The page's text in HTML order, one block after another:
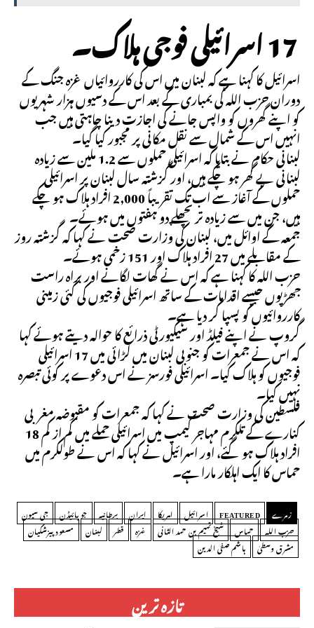
تازہ ترین
17 اسرائیلی فوجی ہلاک۔
اسرائیل کا کہنا ہے کہ لبنان میں اس کی کارروائیاں غزہ جنگ کے
دوران حزب اللہ کی بمباری کے بعد اس کے دسیوں ہزار شہریوں
کو اپنے گھروں کو واپس جانے کی اجازت دینا چاہتی ہیں جب
انہیں اس کے شمال سے نقل مکانی پر مجبور کیا گیا۔
لبنانی حکام نے بتایا کہ اسرائیلی حملوں سے 1.2 ملین سے زیادہ
لبنانی بے گھر ہو چکے ہیں، اور گزشتہ سال لبنان پر اسرائیلی
حملوں کے آغاز سے اب تک تقریباً 2,000 افراد ہلاک ہو چکے
ہیں، جن میں سے زیادہ تر پچھلے دو ہفتوں میں ہوئے۔
جمعہ کے اوائل میں، لبنان کی وزارت صحت نے کہا کہ گزشتہ روز
کے مقابلے میں 27 افراد ہلاک اور 151 زخمی ہوئے۔
حزب اللہ کا کہنا ہے کہ اس نے گھات لگانے اور براہ راست
جھڑپوں جیسے اقدامات کے ساتھ اسرائیلی فوجیوں کی کئی زمینی
کارروائیوں کو پسپا کر دیا ہے۔
گروپ نے اپنے فیلڈ اور سیکیورٹی ذرائع کا حوالہ دیتے ہوئے کہا
کہ اس نے جمعرات کو جنوبی لبنان میں لڑائی میں 17 اسرائیلی
فوجیوں کو ہلاک کیا۔ اسرائیلی فورسز نے اس دعوے پر کوئی تبصرہ
نہیں کیا۔
فلسطین کی وزارت صحت نے کہا کہ جمعرات کو مقبوضہ مغربی
کنارے کے تلکرم مہاجر کیمپ میں اسرائیلی حملے میں کم از کم 18
افراد ہلاک ہو گئے، اور اسرائیل نے کہا کہ اس نے طولکرم میں
حماس کا ایک اہلکار مارا ہے۔
زمرے FEATURED اسرائیل امریکا ایران برطانیہ جو بائیڈن
جی سیون
حزب اللہ
حماس شیخ تمیم بن حمد الثانی غزہ قطر لبنان
مسعود پیزشکیان
مشرق وسطیٰ
ہاشم صفی الدین